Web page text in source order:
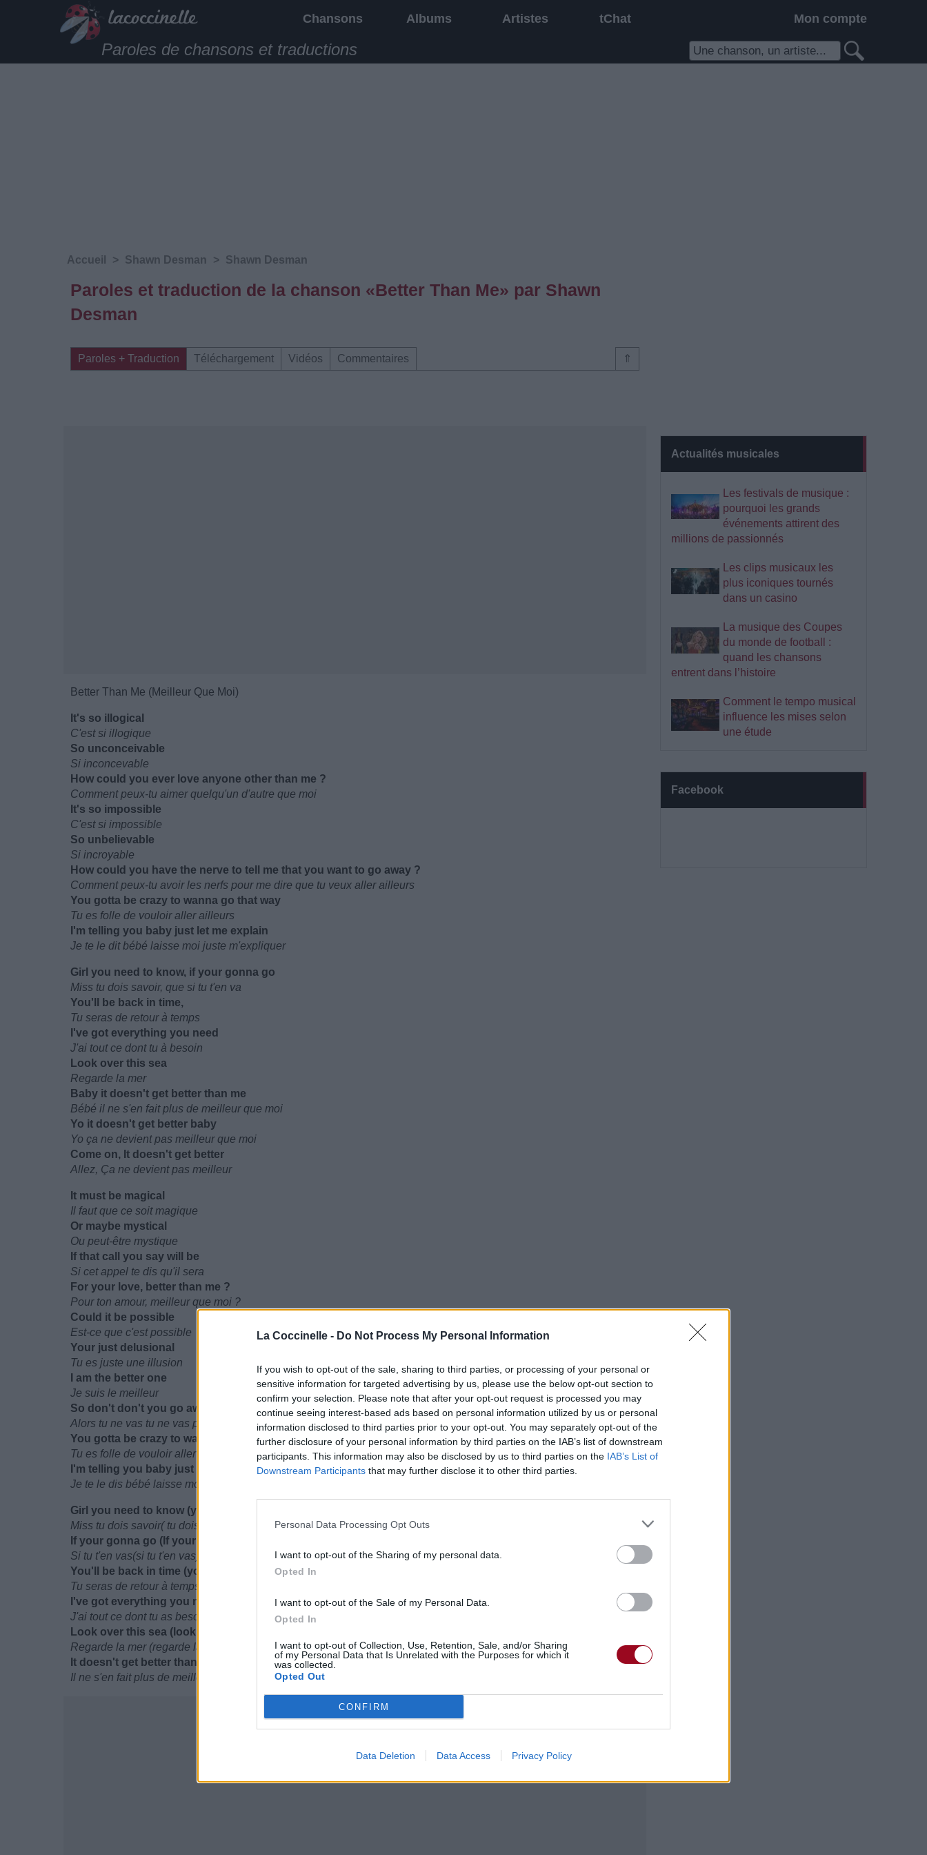
La Coccinelle - Do Not Process My Personal Information
If you wish to opt-out of the sale, sharing to third parties, or processing of your personal or
sensitive information for targeted advertising by us, please use the below opt-out section to
confirm your selection. Please note that after your opt-out request is processed you may
continue seeing interest-based ads based on personal information utilized by us or personal
information disclosed to third parties prior to your opt-out. You may separately opt-out of the
further disclosure of your personal information by third parties on the IAB’s list of downstream
participants. This information may also be disclosed by us to third parties on the IAB’s List of
Downstream Participants that may further disclose it to other third parties.
Personal Data Processing Opt Outs
I want to opt-out of the Sharing of my personal data.
Opted In
I want to opt-out of the Sale of my Personal Data.
Opted In
I want to opt-out of Collection, Use, Retention, Sale, and/or Sharing
of my Personal Data that Is Unrelated with the Purposes for which it
was collected.
Opted Out
CONFIRM
Data Deletion Data Access Privacy Policy
Chansons Albums Artistes tChat Mon compte
Paroles de chansons et traductions
Actualités musicales
Les festivals de musique :
pourquoi les grands
événements attirent des
millions de passionnés
Les clips musicaux les
plus iconiques tournés
dans un casino
La musique des Coupes
du monde de football :
quand les chansons
entrent dans l’histoire
Comment le tempo musical
influence les mises selon
une étude
Facebook
Accueil > Shawn Desman > Shawn Desman
Paroles et traduction de la chanson «Better Than Me» par Shawn
Desman
⇑
Paroles + Traduction Téléchargement Vidéos Commentaires
Better Than Me (Meilleur Que Moi)
It's so illogical
C'est si illogique
So unconceivable
Si inconcevable
How could you ever love anyone other than me ?
Comment peux-tu aimer quelqu'un d'autre que moi
It's so impossible
C'est si impossible
So unbelievable
Si incroyable
How could you have the nerve to tell me that you want to go away ?
Comment peux-tu avoir les nerfs pour me dire que tu veux aller ailleurs
You gotta be crazy to wanna go that way
Tu es folle de vouloir aller ailleurs
I'm telling you baby just let me explain
Je te le dit bébé laisse moi juste m'expliquer
Girl you need to know, if your gonna go
Miss tu dois savoir, que si tu t'en va
You'll be back in time,
Tu seras de retour à temps
I've got everything you need
J'ai tout ce dont tu à besoin
Look over this sea
Regarde la mer
Baby it doesn't get better than me
Bébé il ne s'en fait plus de meilleur que moi
Yo it doesn't get better baby
Yo ça ne devient pas meilleur que moi
Come on, It doesn't get better
Allez, Ça ne devient pas meilleur
It must be magical
Il faut que ce soit magique
Or maybe mystical
Ou peut-être mystique
If that call you say will be
Si cet appel te dis qu'il sera
For your love, better than me ?
Pour ton amour, meilleur que moi ?
Could it be possible
Est-ce que c'est possible
Your just delusional
Tu es juste une illusion
I am the better one
Je suis le meilleur
So don't don't you go away
Alors tu ne vas tu ne vas pas ailleurs
You gotta be crazy to wanna go that way
Tu es folle de vouloir aller ailleurs
I'm telling you baby just let me explain
Je te le dis bébé laisse moi juste m'expliquer
Girl you need to know (you need to know)
Miss tu dois savoir( tu dois savoir)
If your gonna go (If your gonna go)
Si tu t'en vas(si tu t'en vas)
You'll be back in time (you'll be back in time, back in time)
Tu seras de retour à temps(tu seras de retour à temps, de retour à temps)
I've got everything you need (everything you need)
J'ai tout ce dont tu as besoin(tout ce dont tu as besoin)
Look over this sea (look over this sea)
Regarde la mer (regarde la mer)
It doesn't get better than me (it doesn't get better than me)
Il ne s'en fait plus de meilleur que moi(il ne s'en fait plus de meilleur que moi)